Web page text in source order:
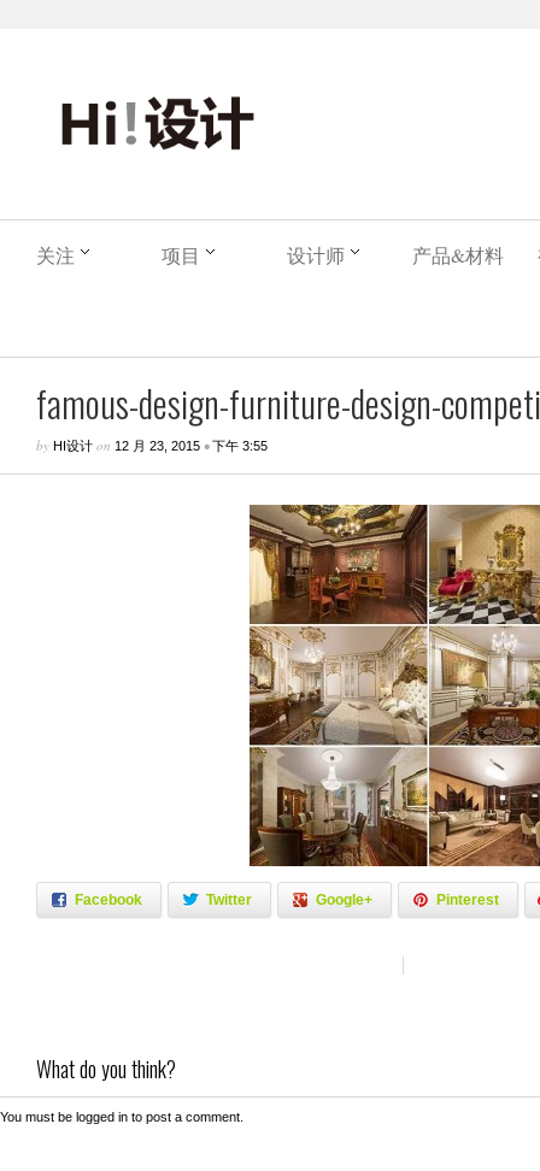
关注 项目 设计师 产品&材料
famous-design-furniture-design-
by HI设计 on 12 月 23, 2015 •下午 3:55
Facebook Twitter Google+ Pinterest
What do you think?
You must be logged in to post a comment.